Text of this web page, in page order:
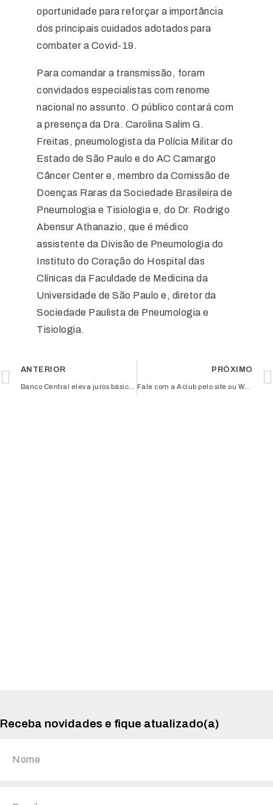
oportunidade para reforçar a importância
dos principais cuidados adotados para
combater a Covid-19.
Para comandar a transmissão, foram
convidados especialistas com renome
nacional no assunto. O público contará com
a presença da Dra. Carolina Salim G.
Freitas, pneumologista da Polícia Militar do
Estado de São Paulo e do AC Camargo
Câncer Center e, membro da Comissão de
Doenças Raras da Sociedade Brasileira de
Pneumologia e Tisiologia e, do Dr. Rodrigo
Abensur Athanazio, que é médico
assistente da Divisão de Pneumologia do
Instituto do Coração do Hospital das
Clínicas da Faculdade de Medicina da
Universidade de São Paulo e, diretor da
Sociedade Paulista de Pneumologia e
Tisiologia.
ANTERIOR PRÓXIMO
Receba novidades e fique atualizado(a)